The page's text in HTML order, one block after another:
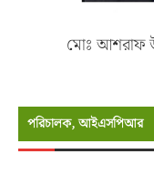
মোঃ আশরাফ
পরিচালক, আইএসপিআর